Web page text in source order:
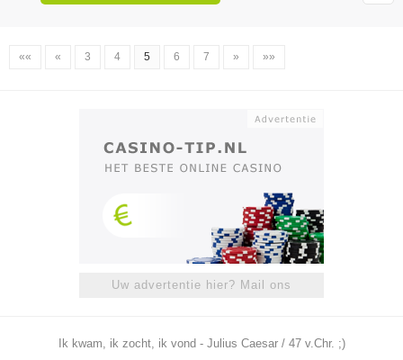
«« « 3 4 5 6 7 » »»
Uw advertentie hier? Mail ons
Ik kwam, ik zocht, ik vond - Julius Caesar / 47 v.Chr. ;)